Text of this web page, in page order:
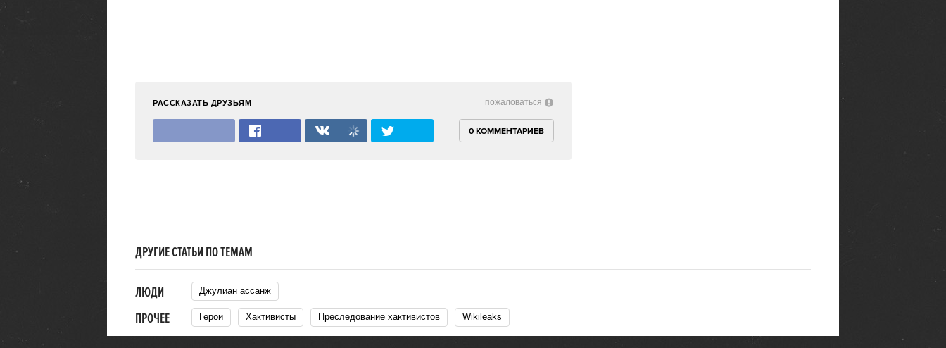
РАССКАЗАТЬ ДРУЗЬЯМ
0 КОММЕНТАРИЕВ
пожаловаться
ДРУГИЕ СТАТЬИ ПО ТЕМАМ
ЛЮДИ Джулиан ассанж
ПРОЧЕЕ Герои Хактивисты Преследование хактивистов Wikileaks